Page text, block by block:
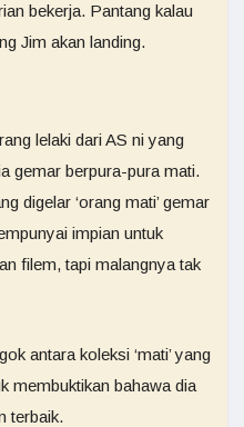
bekerja. Pantang kalau
Jim akan landing.
lelaki dari AS ni yang
gemar berpura-pura mati.
digelar ‘orang mati’ gemar
impian untuk
filem, tapi malangnya tak
antara koleksi ‘mati’ yang
membuktikan bahawa dia
terbaik.